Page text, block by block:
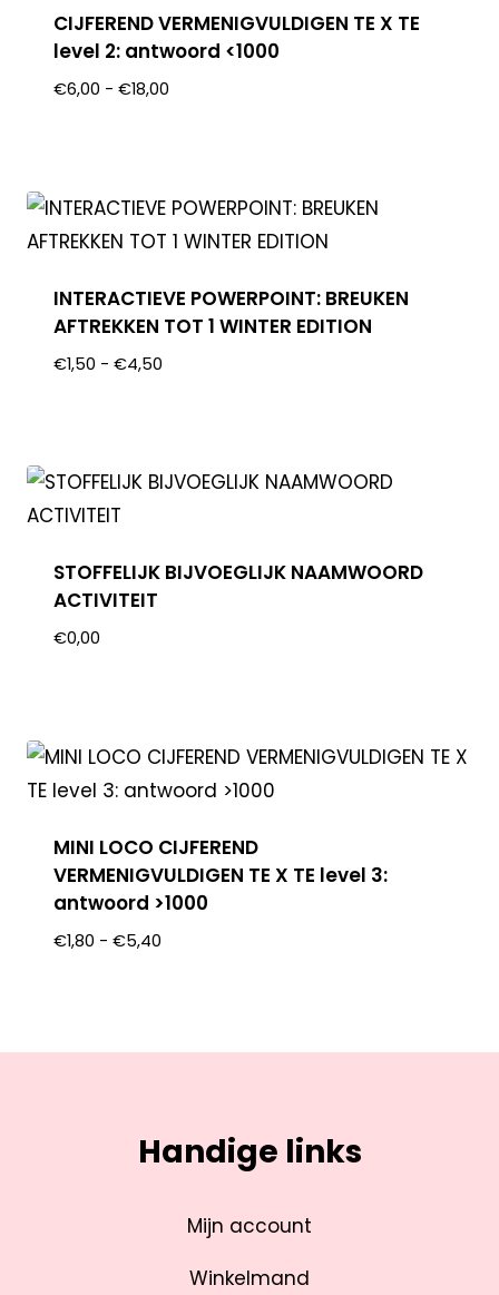
CIJFEREND VERMENIGVULDIGEN TE X TE
level 2: antwoord <1000
€6,00 - €18,00
INTERACTIEVE POWERPOINT: BREUKEN
AFTREKKEN TOT 1 WINTER EDITION
€1,50 - €4,50
STOFFELIJK BIJVOEGLIJK NAAMWOORD
ACTIVITEIT
€0,00
MINI LOCO CIJFEREND
VERMENIGVULDIGEN TE X TE level 3:
antwoord >1000
€1,80 - €5,40
Handige links
Mijn account
Winkelmand